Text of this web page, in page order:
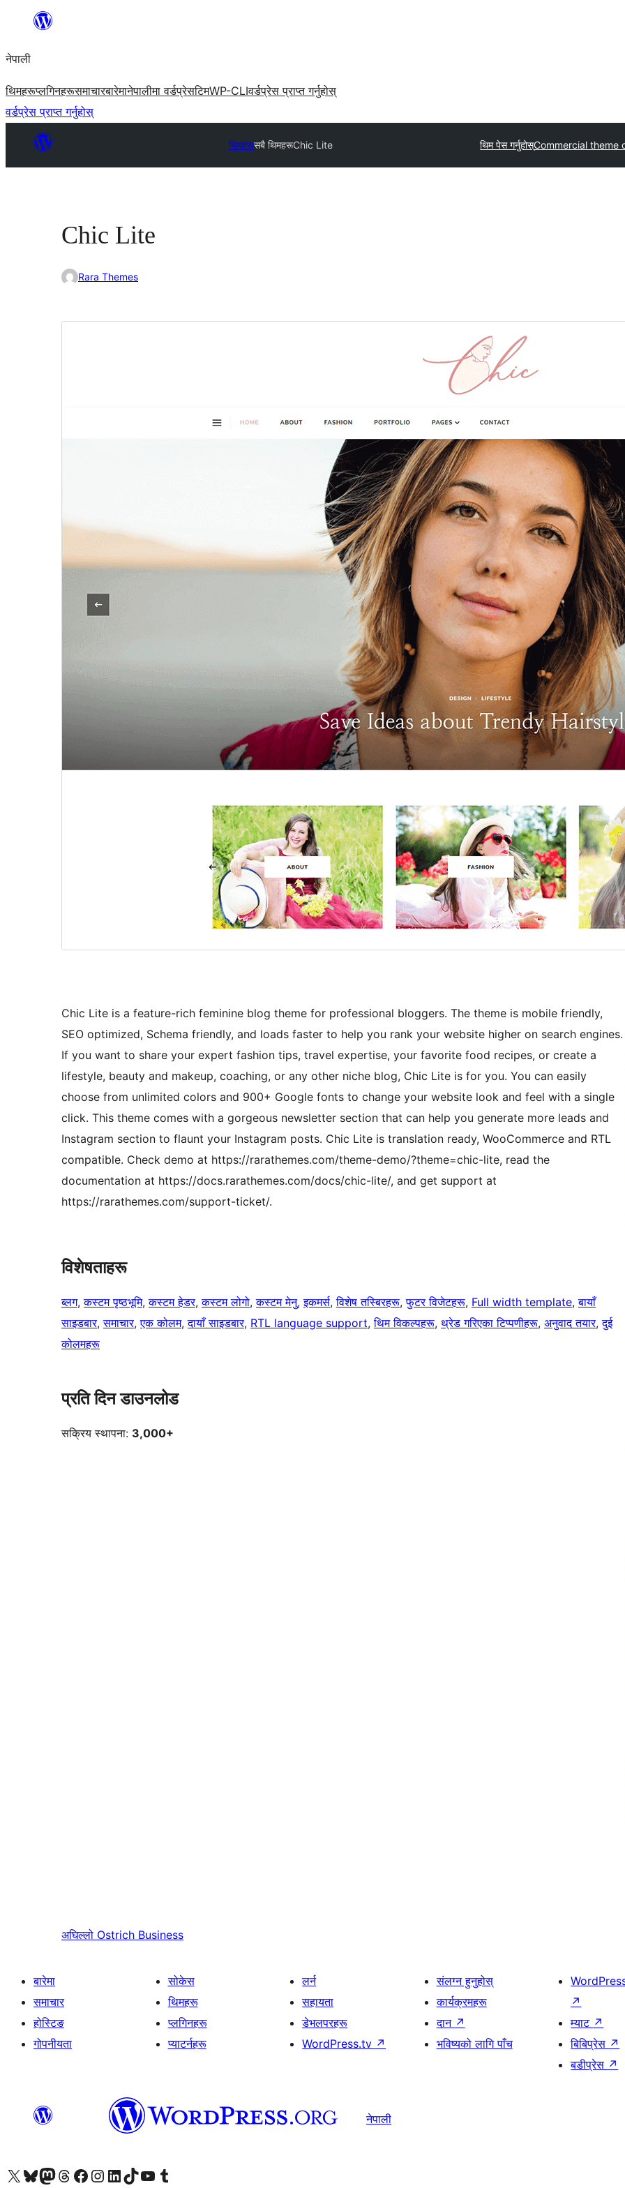
सामग्रीमा
नेपाली
थिमहरूप्लगिनहरूसमाचारबारेमानेपालीमा वर्डप्रेसटिमWP-CLIवर्डप्रेस प्राप्त गर्नुहोस्
वर्डप्रेस प्राप्त गर्नुहोस्
थिमहरूसबै थिमहरूChic Lite थिम पेस गर्नुहोस्Commercial theme
Chic Lite
Rara Themes
Chic Lite is a feature-rich feminine blog theme for professional bloggers. The theme is mobile friendly,
SEO optimized, Schema friendly, and loads faster to help you rank your website higher on search engines.
If you want to share your expert fashion tips, travel expertise, your favorite food recipes, or create a
lifestyle, beauty and makeup, coaching, or any other niche blog, Chic Lite is for you. You can easily
choose from unlimited colors and 900+ Google fonts to change your website look and feel with a single
click. This theme comes with a gorgeous newsletter section that can help you generate more leads and
Instagram section to flaunt your Instagram posts. Chic Lite is translation ready, WooCommerce and RTL
compatible. Check demo at https://rarathemes.com/theme-demo/?theme=chic-lite, read the
documentation at https://docs.rarathemes.com/docs/chic-lite/, and get support at
https://rarathemes.com/support-ticket/.
विशेषताहरू
ब्लग, कस्टम पृष्ठभूमि, कस्टम हेडर, कस्टम लोगो, कस्टम मेनु, इकमर्स, विशेष तस्बिरहरू, फुटर विजेटहरू, Full width template, बायाँ
साइडबार, समाचार, एक कोलम, दायाँ साइडबार, RTL language support, थिम विकल्पहरू, थ्रेड गरिएका टिप्पणीहरू, अनुवाद तयार, दुई
कोलमहरू
प्रति दिन डाउनलोड
सक्रिय स्थापना: 3,000+
अघिल्लो Ostrich Business
बारेमा
समाचार
होस्टिङ
गोपनीयता
सोकेस
थिमहरू
प्लगिनहरू
प्याटर्नहरू
लर्न
सहायता
डेभलपरहरू
WordPress.tv ↗
संलग्न हुनुहोस्
कार्यक्रमहरू
दान ↗
भविष्यको लागि पाँच
↗
म्याट ↗
बिबिप्रेस ↗
बडीप्रेस ↗
नेपाली
हाम्रो X (पहिले ट्विटर) खातामा जानुहोस्
हाम्रो Bluesky खाता भ्रमण गर्नुहोस्
हाम्रो म्यास्टोडन खाता भ्रमण गर्नुहोस्
हाम्रो थ्रेड्स खातामा जानुहोस्
हाम्रो फेसबुक पेजमा जानुहोस्
हाम्रो इन्स्टाग्राम खातामा जानुहोस्
हाम्रो लिङ्क्डइन खातामा जानुहोस्
हाम्रो TikTok खाता भ्रमण गर्नुहोस्
हाम्रो युट्युब च्यानलमा जानुहोस्
हाम्रो टम्बलर खाता भ्रमण गर्नुहोस्